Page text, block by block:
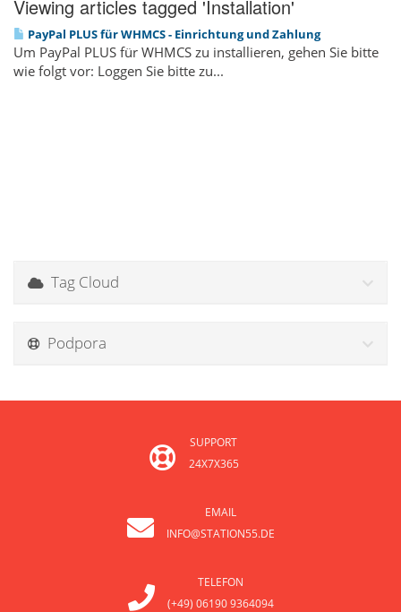
Viewing articles tagged 'Installation'
PayPal PLUS für WHMCS - Einrichtung und Zahlung
Um PayPal PLUS für WHMCS zu installieren, gehen Sie bitte
wie folgt vor: Loggen Sie bitte zu...
Tag Cloud
Podpora
SUPPORT
24X7X365
EMAIL
INFO@STATION55.DE
TELEFON
(+49) 06190 9364094